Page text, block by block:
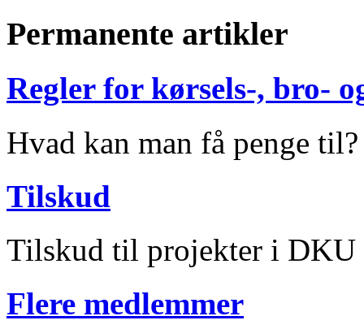
Permanente artikler
Regler for kørsels-, bro-
Hvad kan man få penge til?
Tilskud
Tilskud til projekter i DKU
Flere medlemmer